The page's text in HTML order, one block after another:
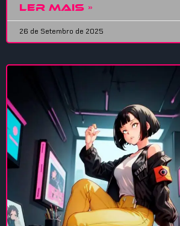
LER MAIS »
26 de Setembro de 2025